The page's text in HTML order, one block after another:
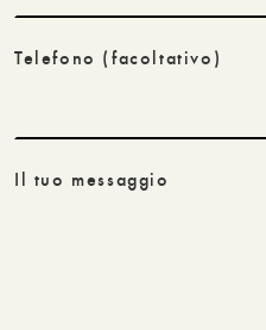
Telefono (facoltativo)
Il tuo messaggio